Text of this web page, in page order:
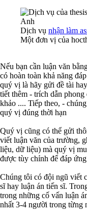
Dịch vụ nhận làm
Một đơn vị của
Nếu bạn cần luận văn
có hoàn toàn khả năng
quý vị là hãy gửi đề tài
tiết thêm - trích dẫn
khảo .... Tiếp theo, -
quý vị đúng thời hạn
Quý vị cũng có thể gửi
viết luận văn của trường,
liệu, dữ liệu) mà quý vị
được tùy chỉnh để đáp
Chúng tôi có đội ngũ viết
sĩ hay luận án tiến sĩ.
trong những cố vấn luận
nhất 3-4 người trong từng